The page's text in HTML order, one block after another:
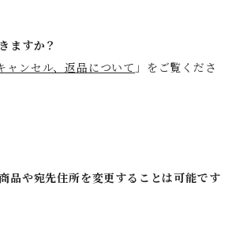
ますか？
ャンセル、返品について 」をご覧くださ
品や宛先住所を変更することは可能です